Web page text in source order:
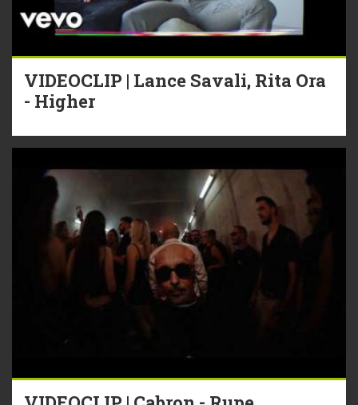
VIDEOCLIP | Lance Savali, Rita Ora
- Higher